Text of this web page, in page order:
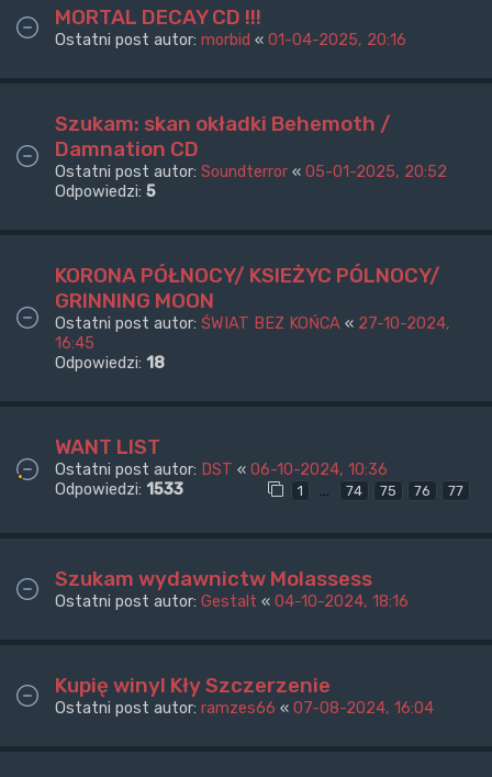
MORTAL DECAY CD !!!
Ostatni post autor: morbid « 01-04-2025, 20:16
Szukam: skan okładki Behemoth /
Damnation CD
Ostatni post autor: Soundterror « 05-01-2025, 20:52
Odpowiedzi: 5
KORONA PÓŁNOCY/ KSIEŻYC PÓLNOCY/
GRINNING MOON
Ostatni post autor: ŚWIAT BEZ KOŃCA « 27-10-2024,
16:45
Odpowiedzi: 18
WANT LIST
Ostatni post autor: DST « 06-10-2024, 10:36
Odpowiedzi: 1533 1 … 74 75 76 77
Szukam wydawnictw Molassess
Ostatni post autor: Gestalt « 04-10-2024, 18:16
Kupię winyl Kły Szczerzenie
Ostatni post autor: ramzes66 « 07-08-2024, 16:04